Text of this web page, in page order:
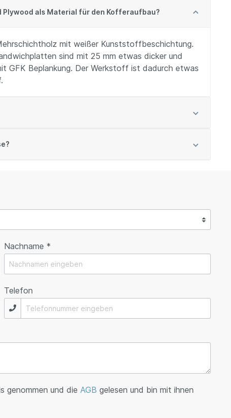
als Material für den Kofferaufbau?
mit weißer Kunststoffbeschichtung.
sind mit 25 mm etwas dicker und
GFK Beplankung. Der Werkstoff ist dadurch etwas
Nachname *
Telefon
genommen und die AGB gelesen und bin mit ihnen